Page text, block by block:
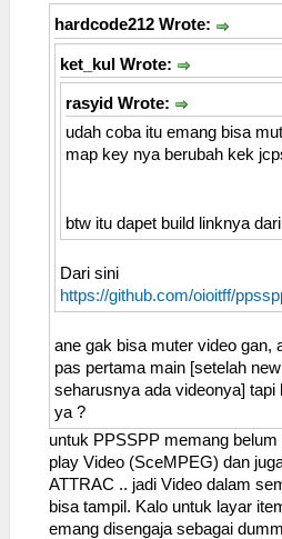
hardcode212 Wrote:
ket_kul Wrote:
rasyid Wrote:
udah coba itu emang bisa
map key nya berubah kek
btw itu dapet build linknya
Dari sini
https://github.com/oioitff/
ane gak bisa muter video gan,
pas pertama main [setelah
seharusnya ada videonya]
ya ?
untuk PPSSPP memang
play Video (SceMPEG) dan
ATTRAC .. jadi Video dalam
bisa tampil. Kalo untuk layar
emang disengaja sebagai